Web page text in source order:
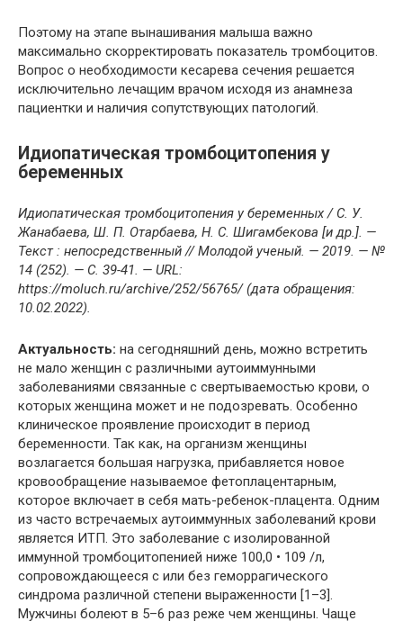
Поэтому на этапе вынашивания малыша важно
максимально скорректировать показатель тромбоцитов.
Вопрос о необходимости кесарева сечения решается
исключительно лечащим врачом исходя из анамнеза
пациентки и наличия сопутствующих патологий.
Идиопатическая тромбоцитопения у
беременных
Идиопатическая тромбоцитопения у беременных / С. У.
Жанабаева, Ш. П. Отарбаева, Н. С. Шигамбекова [и др.]. —
Текст : непосредственный // Молодой ученый. — 2019. — №
14 (252). — С. 39-41. — URL:
https://moluch.ru/archive/252/56765/ (дата обращения:
10.02.2022).
Актуальность: на сегодняшний день, можно встретить
не мало женщин с различными аутоиммунными
заболеваниями связанные с свертываемостью крови, о
которых женщина может и не подозревать. Особенно
клиническое проявление происходит в период
беременности. Так как, на организм женщины
возлагается большая нагрузка, прибавляется новое
кровообращение называемое фетоплацентарным,
которое включает в себя мать-ребенок-плацента. Одним
из часто встречаемых аутоиммунных заболеваний крови
является ИТП. Это заболевание с изолированной
иммунной тромбоцитопенией ниже 100,0 • 109 /л,
сопровождающееся с или без геморрагического
синдрома различной степени выраженности [1–3].
Мужчины болеют в 5–6 раз реже чем женщины. Чаще